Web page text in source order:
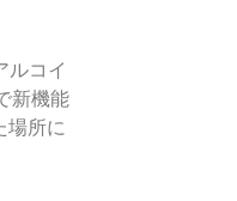
ルコイ
新機能
場所に